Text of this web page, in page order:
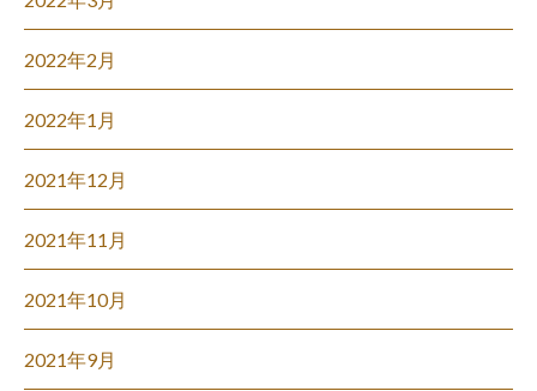
2022年2月
2022年1月
2021年12月
2021年11月
2021年10月
2021年9月